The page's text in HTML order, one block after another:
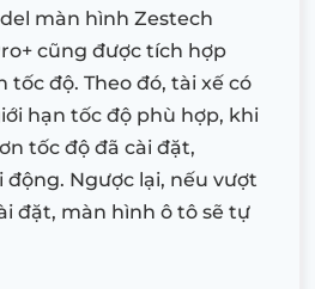
màn hình Zestech
cũng được tích hợp
độ. Theo đó, tài xế có
hạn tốc độ phù hợp, khi
tốc độ đã cài đặt,
động. Ngược lại, nếu vượt
đặt, màn hình ô tô sẽ tự